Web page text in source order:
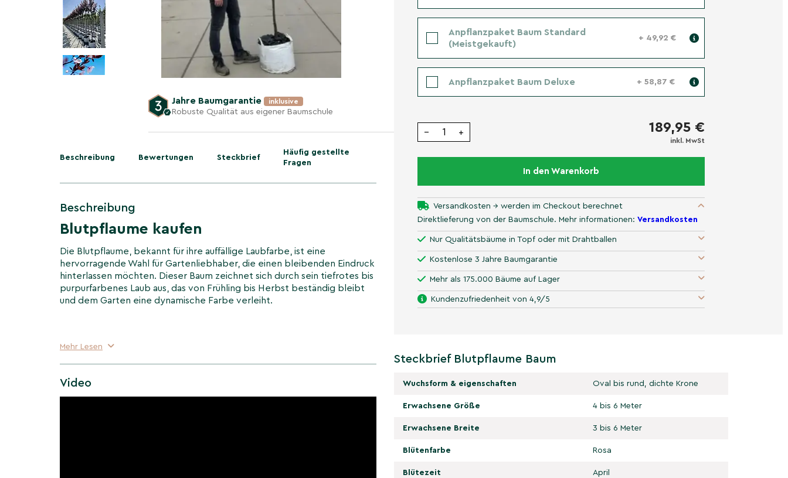
Jahre Baumgarantie inklusive
Robuste Qualität aus eigener Baumschule
Beschreibung Bewertungen Steckbrief
Häufig gestellte
Fragen
Beschreibung
Blutpflaume kaufen
Die Blutpflaume, bekannt für ihre auffällige Laubfarbe, ist eine
hervorragende Wahl für Gartenliebhaber, die einen bleibenden Eindruck
hinterlassen möchten. Dieser Baum zeichnet sich durch sein tiefrotes bis
purpurfarbenes Laub aus, das von Frühling bis Herbst beständig bleibt
und dem Garten eine dynamische Farbe verleiht.
Mehr Lesen
Video
Anpflanzpaket Baum Standard
(Meistgekauft)
+ 49,92 €
Anpflanzpaket Baum Deluxe + 58,87 €
− + 189,95 €
inkl. MwSt
In den Warenkorb
Versandkosten → werden im Checkout berechnet
Direktlieferung von der Baumschule. Mehr informationen: Versandkosten
Nur Qualitätsbäume in Topf oder mit Drahtballen
Kostenlose 3 Jahre Baumgarantie
Mehr als 175.000 Bäume auf Lager
Kundenzufriedenheit von 4,9/5
Steckbrief Blutpflaume Baum
Wuchsform & eigenschaften Oval bis rund, dichte Krone
Erwachsene Größe 4 bis 6 Meter
Erwachsene Breite 3 bis 6 Meter
Blütenfarbe Rosa
Blütezeit April